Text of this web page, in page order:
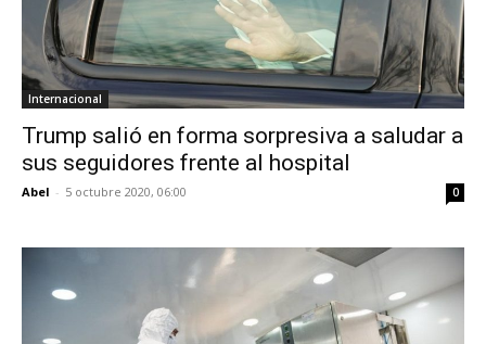
Internacional
Trump salió en forma sorpresiva a saludar a
sus seguidores frente al hospital
Abel - 5 octubre 2020, 06:00 0